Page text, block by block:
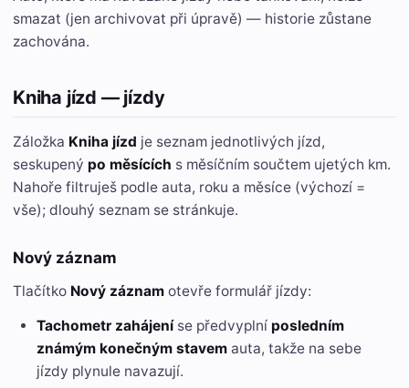
smazat (jen archivovat při úpravě) — historie zůstane
zachována.
Kniha jízd — jízdy
Záložka Kniha jízd je seznam jednotlivých jízd,
seskupený po měsících s měsíčním součtem ujetých km.
Nahoře filtruješ podle auta, roku a měsíce (výchozí =
vše); dlouhý seznam se stránkuje.
Nový záznam
Tlačítko Nový záznam otevře formulář jízdy:
Tachometr zahájeníse předvyplní posledním
známým konečným stavem auta, takže na sebe
jízdy plynule navazují.